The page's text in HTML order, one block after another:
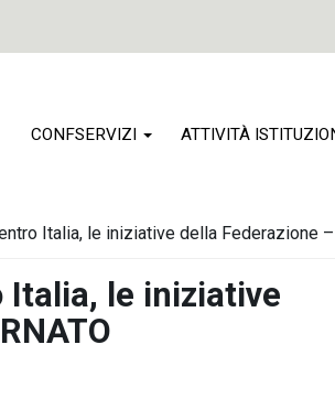
CONFSERVIZI ATTIVITÀ
Italia, le iniziative della Federazione –
le iniziative